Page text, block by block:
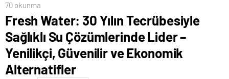
70 okunma
Fresh Water: 30 Yılın Tecrübesiyle
Sağlıklı Su Çözümlerinde Lider –
Yenilikçi, Güvenilir ve Ekonomik
Alternatifler